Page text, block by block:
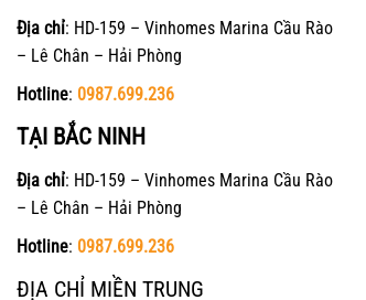
Địa chỉ: HD-159 – Vinhomes Marina Cầu Rào
– Lê Chân – Hải Phòng
Hotline: 0987.699.236
TẠI BẮC NINH
Địa chỉ: HD-159 – Vinhomes Marina Cầu Rào
– Lê Chân – Hải Phòng
Hotline: 0987.699.236
ĐỊA CHỈ MIỀN TRUNG